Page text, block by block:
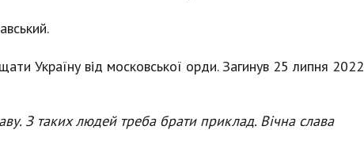
Україну від московської орди. Загинув 25 липня 2022
З таких людей треба брати приклад. Вічна слава